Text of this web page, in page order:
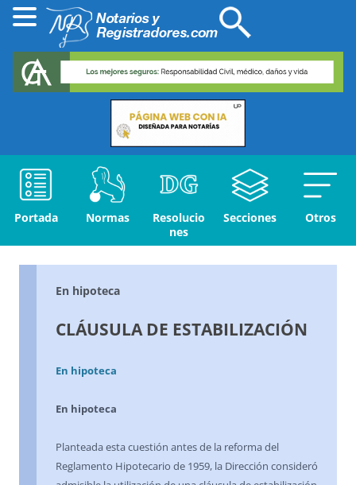
Portada Normas
Resolucio
nes
Secciones Otros
En hipoteca
CLÁUSULA DE ESTABILIZACIÓN
En hipoteca
En hipoteca
Planteada esta cuestión antes de la reforma del
Reglamento Hipotecario de 1959, la Dirección consideró